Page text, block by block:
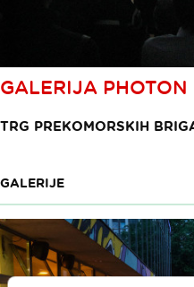
GALERIJA PHOTON
TRG PREKOMORSKIH
GALERIJE